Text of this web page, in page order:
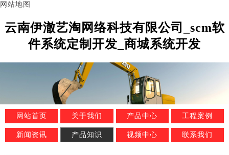
网站地图
云南伊澈艺淘网络科技有限公司_scm软
件系统定制开发_商城系统开发
网站首页 关于我们 产品中心 工程案例
新闻资讯 产品知识 视频中心 联系我们